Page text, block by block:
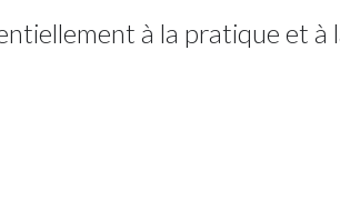
à la pratique et à